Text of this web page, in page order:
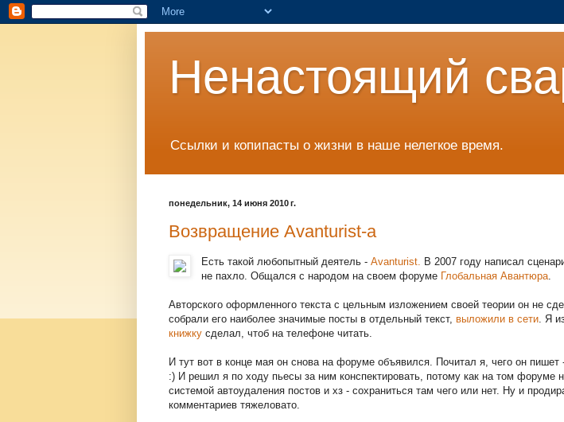
Ненастоящий
Ссылки и копипасты о жизни в наше нелегкое время.
понедельник, 14 июня 2010 г.
Возвращение Avanturist-а
Есть такой любопытный деятель -Avanturist. В 2007 году написал
не пахло. Общался с народом на своем форуме Глобальная Авантюра.
Авторского оформленного текста с цельным изложением своей теории он не
собрали его наиболее значимые посты в отдельный текст, выложили в сети. Я
книжку сделал, чтоб на телефоне читать.
И тут вот в конце мая он снова на форуме объявился. Почитал я, чего он
:) И решил я по ходу пьесы за ним конспектировать, потому как на том форуме
системой автоудаления постов и хз - сохраниться там чего или нет. Ну и
комментариев тяжеловато.